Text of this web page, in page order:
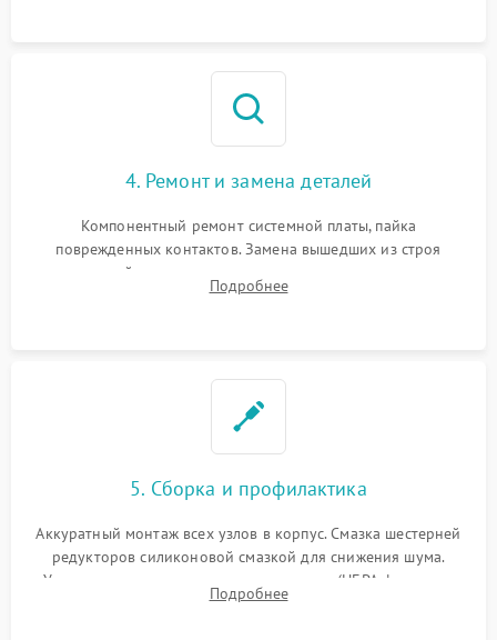
4. Ремонт и замена деталей
Компонентный ремонт системной платы, пайка
поврежденных контактов. Замена вышедших из строя
двигателей, изношенного аккумулятора, неисправного
лидара или помпы подачи воды. Восстановление шлейфов и
Подробнее
5. Сборка и профилактика
Аккуратный монтаж всех узлов в корпус. Смазка шестерней
редукторов силиконовой смазкой для снижения шума.
Установка новых расходных материалов (HEPA-фильтров,
микрофибры, щеток). Надежная фиксация разъемов и
Подробнее